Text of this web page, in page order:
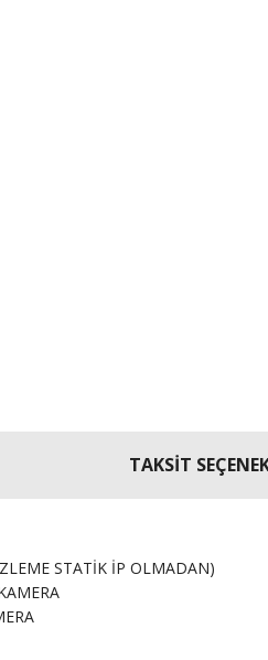
TAKSİT
STATİK İP OLMADAN)